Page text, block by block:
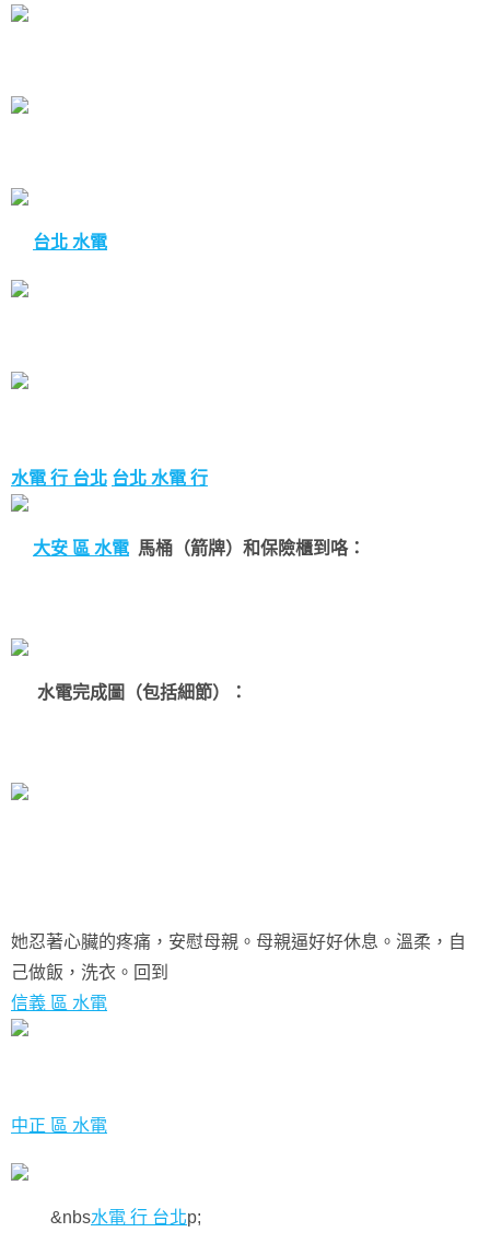
台北 水電
水電 行 台北 台北 水電 行
大安 區 水電 馬桶 （箭牌）和保險櫃到咯：
水電完成圖（包括細節）：
她忍著心臟的疼痛，安慰母親。母親逼好好休息。溫柔，自
己做飯，洗衣。回到
信義 區 水電
中正 區 水電
&nbs水電 行 台北p;